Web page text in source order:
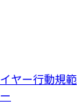
ヤー行動規範